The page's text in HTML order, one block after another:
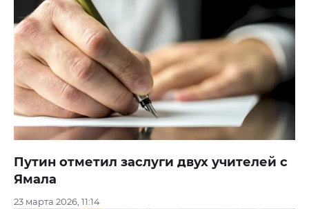
Путин отметил заслуги двух учителей с
Ямала
23 марта 2026, 11:14